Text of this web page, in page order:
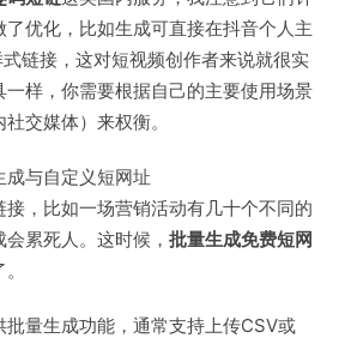
优化，比如生成可直接在抖音个人主
链接，这对短视频创作者来说就很实
一样，你需要根据自己的主要使用场景
交媒体）来权衡。
与自定义短网址
，比如一场营销活动有几十个不同的
累死人。这时候， 批量生成免费短网
批量生成功能，通常支持上传CSV或